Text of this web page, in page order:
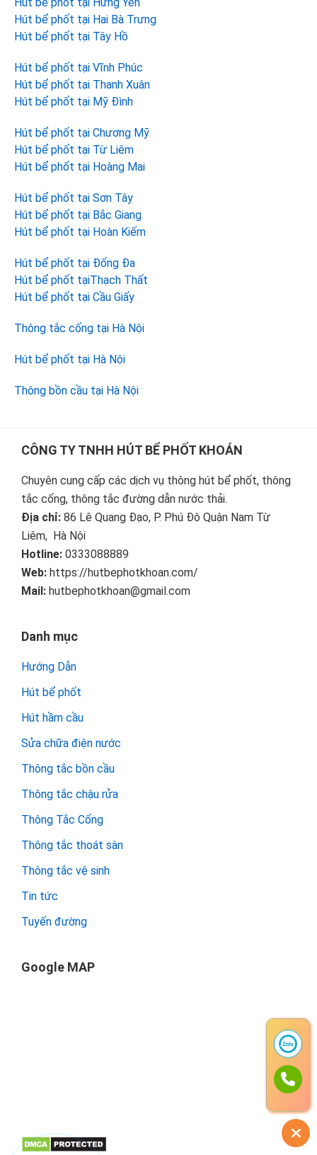
Hút bể phốt tại Hai Bà Trưng
Hút bể phốt tại Tây Hồ
Hút bể phốt tại Vĩnh Phúc
Hút bể phốt tại Thanh Xuân
Hút bể phốt tại Mỹ Đình
Hút bể phốt tại Chương Mỹ
Hút bể phốt tại Từ Liêm
Hút bể phốt tại Hoàng Mai
Hút bể phốt tại Sơn Tây
Hút bể phốt tại Bắc Giang
Hút bể phốt tại Hoàn Kiếm
Hút bể phốt tại Đống Đa
Hút bể phốt tạiThạch Thất
Hút bể phốt tại Cầu Giấy
Thông tắc cống tại Hà Nội
Hút bể phốt tại Hà Nội
Thông bồn cầu tại Hà Nội
Footer
CÔNG TY TNHH HÚT BỂ PHỐT KHOÁN
Chuyên cung cấp các dịch vụ thông hút bể phốt, thông
tắc cống, thông tắc đường dẫn nước thải.
Địa chỉ: 86 Lê Quang Đạo, P. Phú Đô Quận Nam Từ
Liêm, Hà Nội
Hotline: 0333088889
Web: https://hutbephotkhoan.com/
Mail: hutbephotkhoan@gmail.com
Danh mục
Hướng Dẫn
Hút bể phốt
Hút hầm cầu
Sửa chữa điện nước
Thông tắc bồn cầu
Thông tắc chậu rửa
Thông Tắc Cống
Thông tắc thoát sàn
Thông tắc vệ sinh
Tin tức
Tuyến đường
Google MAP